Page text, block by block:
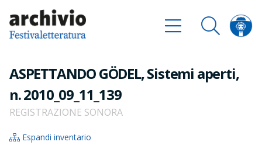
ASPETTANDO GÖDEL, Sistemi aperti,
n. 2010_09_11_139
REGISTRAZIONE SONORA
Espandi inventario